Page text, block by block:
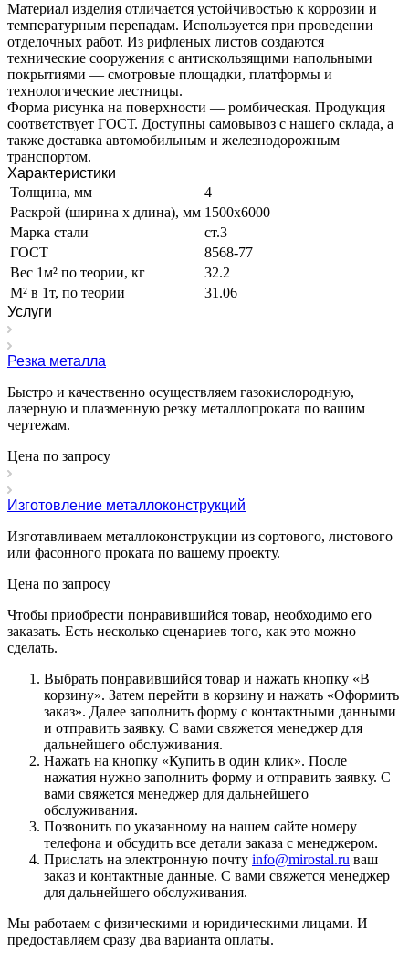
Материал изделия отличается устойчивостью к коррозии и
температурным перепадам. Используется при проведении
отделочных работ. Из рифленых листов создаются
технические сооружения с антискользящими напольными
покрытиями — смотровые площадки, платформы и
технологические лестницы.
Форма рисунка на поверхности — ромбическая. Продукция
соответствует ГОСТ. Доступны самовывоз с нашего склада, а
также доставка автомобильным и железнодорожным
транспортом.
Характеристики
Толщина, мм
4
Раскрой (ширина х длина), мм 1500х6000
Марка стали
ст.3
ГОСТ
8568-77
Вес 1м² по теории, кг
32.2
М² в 1т, по теории
31.06
Услуги
Резка металла
Быстро и качественно осуществляем газокислородную,
лазерную и плазменную резку металлопроката по вашим
чертежам.
Цена по запросу
Изготовление металлоконструкций
Изготавливаем металлоконструкции из сортового, листового
или фасонного проката по вашему проекту.
Цена по запросу
Чтобы приобрести понравившийся товар, необходимо его
заказать. Есть несколько сценариев того, как это можно
сделать.
Выбрать понравившийся товар и нажать кнопку «В
корзину». Затем перейти в корзину и нажать «Оформить
заказ». Далее заполнить форму с контактными данными
и отправить заявку. С вами свяжется менеджер для
дальнейшего обслуживания.
Нажать на кнопку «Купить в один клик». После
нажатия нужно заполнить форму и отправить заявку. С
вами свяжется менеджер для дальнейшего
обслуживания.
Позвонить по указанному на нашем сайте номеру
телефона и обсудить все детали заказа с менеджером.
Прислать на электронную почту info@mirostal.ru ваш
заказ и контактные данные. С вами свяжется менеджер
для дальнейшего обслуживания.
Мы работаем с физическими и юридическими лицами. И
предоставляем сразу два варианта оплаты.